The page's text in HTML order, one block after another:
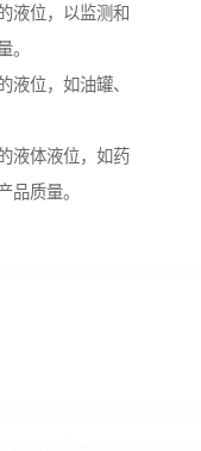
液位，以监测和
。
液位，如油罐、
液体液位，如药
品质量。